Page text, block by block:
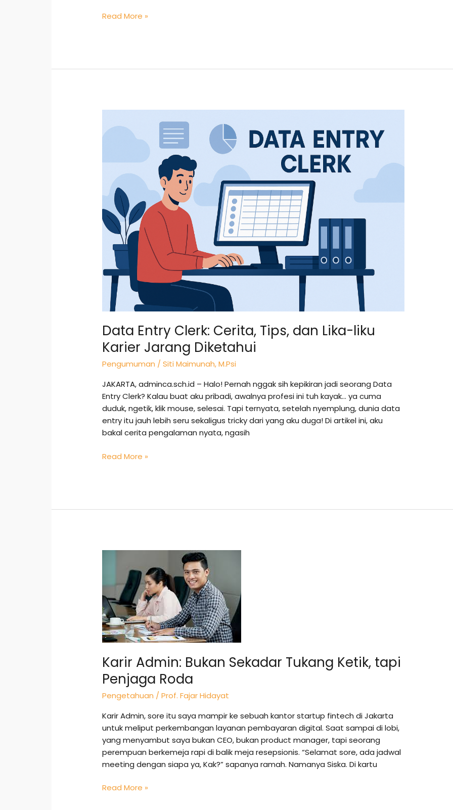
Read More »
Data Entry Clerk: Cerita, Tips, dan Lika-liku
Karier Jarang Diketahui
Pengumuman /Siti Maimunah, M.Psi
JAKARTA, adminca.sch.id – Halo! Pernah nggak sih kepikiran jadi seorang Data
Entry Clerk? Kalau buat aku pribadi, awalnya profesi ini tuh kayak… ya cuma
duduk, ngetik, klik mouse, selesai. Tapi ternyata, setelah nyemplung, dunia data
entry itu jauh lebih seru sekaligus tricky dari yang aku duga! Di artikel ini, aku
bakal cerita pengalaman nyata, ngasih
Entry
Clerk:
Tips,
Lika-
Karier
Jarang
Diketahui
Read More »
Karir Admin: Bukan Sekadar Tukang Ketik, tapi
Penjaga Roda
Pengetahuan /Prof. Fajar Hidayat
Karir Admin, sore itu saya mampir ke sebuah kantor startup fintech di Jakarta
untuk meliput perkembangan layanan pembayaran digital. Saat sampai di lobi,
yang menyambut saya bukan CEO, bukan product manager, tapi seorang
perempuan berkemeja rapi di balik meja resepsionis. “Selamat sore, ada jadwal
meeting dengan siapa ya, Kak?” sapanya ramah. Namanya Siska. Di kartu
Sekadar
Tukang
Ketik,
tapi
Penjaga
Read More »